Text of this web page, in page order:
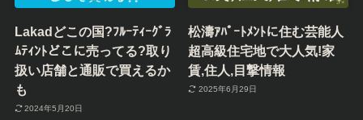
Lakadどこの国?ﾌﾙｰﾃｨｰｸﾞﾗ
ﾑﾃｨﾝﾄどこに売ってる?取り
扱い店舗と通販で買えるか
も
2024年5月20日
松濤ｱﾊﾟｰﾄﾒﾝﾄに住む芸能人
超高級住宅地で大人気!家
賃,住人,目撃情報
2025年6月29日